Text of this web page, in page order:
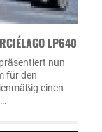
LP640
nun
für den
einen